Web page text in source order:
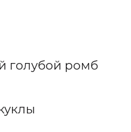
голубой ромб